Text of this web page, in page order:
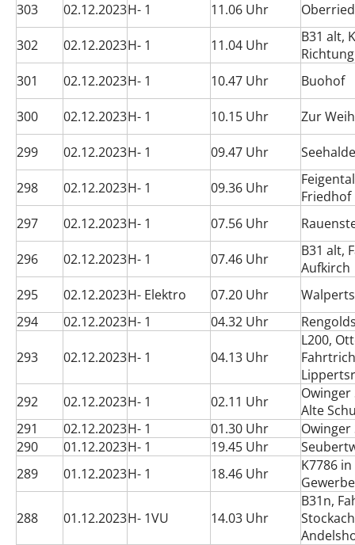
303
02.12.2023H- 1 11.06 Uhr
302 02.12.2023H- 1 11.04 Uhr
B31 alt,
301
02.12.2023H- 1 10.47 Uhr Buohof
300 02.12.2023H- 1 10.15 Uhr Zur
299 02.12.2023H- 1 09.47 Uhr
298 02.12.2023H- 1 09.36 Uhr
Friedhof
297
02.12.2023H- 1 07.56 Uhr
296 02.12.2023H- 1 07.46 Uhr
B31 alt,
Aufkirch
295
02.12.2023H- Elektro 07.20 Uhr
294
02.12.2023H- 1 04.32 Uhr
293 02.12.2023H- 1 04.13 Uhr
L200,
292
02.12.2023H- 1 02.11 Uhr
Alte
291
02.12.2023H- 1 01.30 Uhr
Owinger
290
01.12.2023H- 1 19.45 Uhr
289
01.12.2023H- 1 18.46 Uhr
K7786
288 01.12.2023H- 1VU 14.03 Uhr
B31n,